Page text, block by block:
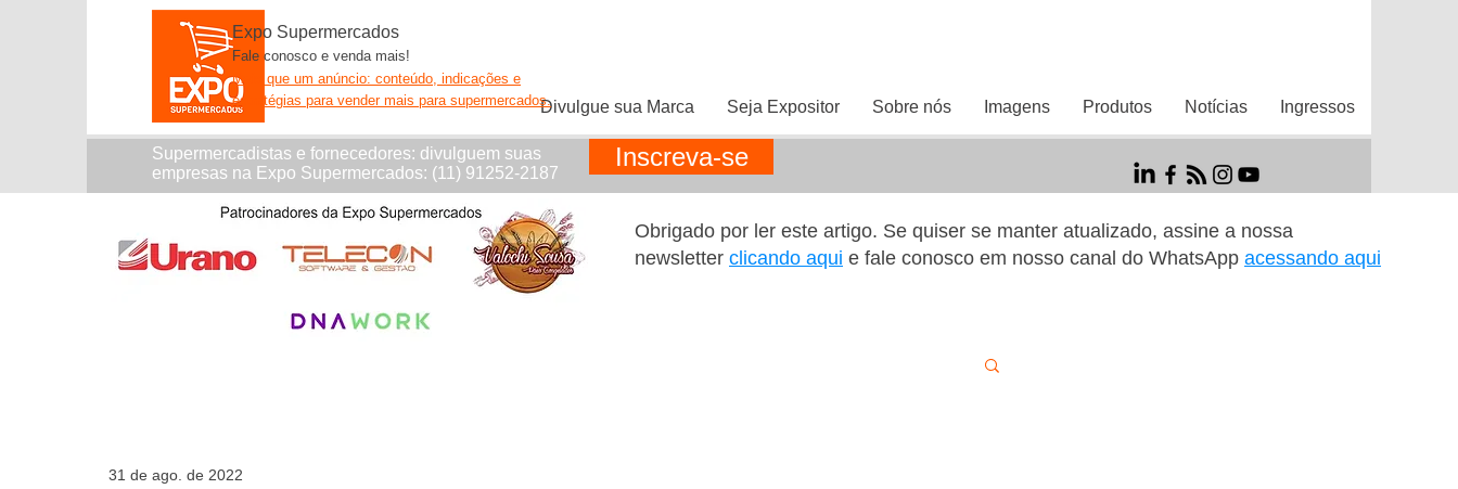
Divulgue sua Marca Seja Expositor Sobre nós Imagens Produtos Notícias Ingressos
Expo Supermercados
Fale conosco e venda mais!
Mais que um anúncio: conteúdo, indicações e
estratégias para vender mais para supermercados.
Supermercadistas e fornecedores: divulguem suas
empresas na Expo Supermercados: (11) 91252-2187
Inscreva-se
Obrigado por ler este artigo. Se quiser se manter atualizado, assine a nossa
newsletter clicando aqui e fale conosco em nosso canal do WhatsApp acessando aqui
31 de ago. de 2022